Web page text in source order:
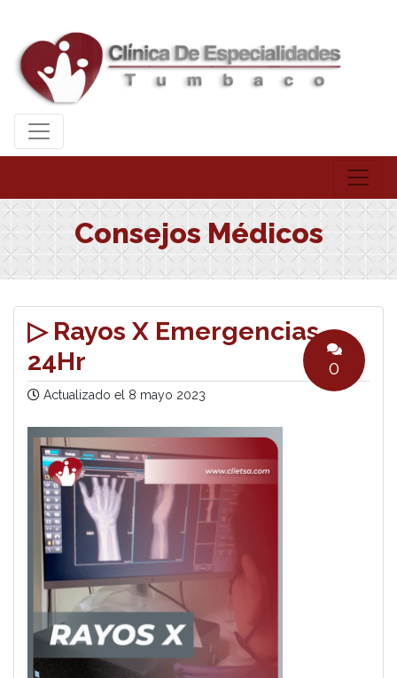
Consejos Médicos
▷ Rayos X Emergencias
24Hr
Actualizado el 8 mayo 2023
0